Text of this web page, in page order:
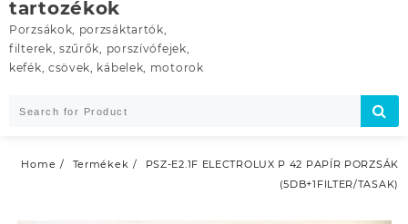
tartozékok
Porzsákok, porzsáktartók,
filterek, szűrők, porszívófejek,
kefék, csövek, kábelek, motorok
Home Termékek
PSZ-E2.1F ELECTROLUX P 42 PAPÍR PORZSÁK
(5DB+1FILTER/TASAK)